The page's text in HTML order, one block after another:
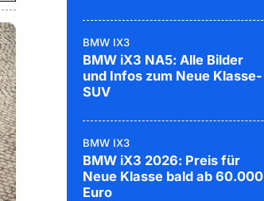
BMW IX3
BMW iX3 NA5: Alle Bilder
und Infos zum Neue Klasse-
SUV
BMW IX3
BMW iX3 2026: Preis für
Neue Klasse bald ab 60.000
Euro